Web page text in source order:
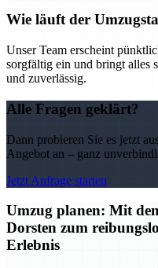
Wie läuft der
Unser Team erscheint
sorgfältig ein und bringt alles
und zuverlässig.
Alle Fragen geklärt?
Dann probieren Sie es jetzt
Angebot an – ganz
Jetzt Anfrage starten
Umzug planen: Mit
Dorsten zum
Erlebnis